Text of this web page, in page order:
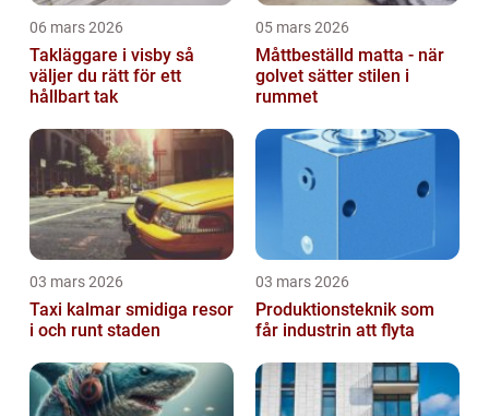
06 mars 2026
Takläggare i visby så
väljer du rätt för ett
hållbart tak
05 mars 2026
Måttbeställd matta - när
golvet sätter stilen i
rummet
03 mars 2026
Taxi kalmar smidiga resor
i och runt staden
03 mars 2026
Produktionsteknik som
får industrin att flyta